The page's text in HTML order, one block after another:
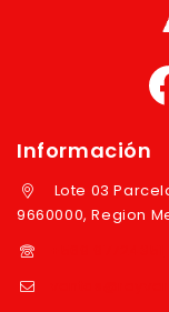
Información
Lote 03
9660000, Region